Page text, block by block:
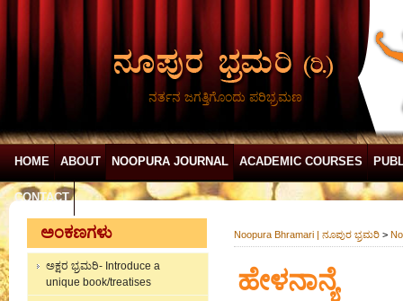
ನರ್ತನ ಜಗತ್ತಿಗೊಂದು ಪರಿಭ್ರಮಣ
HOME ABOUT NOOPURA JOURNAL ACADEMIC COURSES
CONTACT
ಅಂಕಣಗಳು
ಅಕ್ಷರ ಭ್ರಮರಿ- Introduce a
unique book/treatises
Noopura Bhramari | ನೂಪುರ ಭ್ರಮರಿ >
ಹೇಳನಾನ್ಯೆ